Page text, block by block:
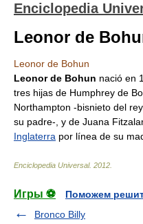
Enciclopedia
Leonor de
Leonor de Bohun
Leonor de Bohun nació en
tres hijas de Humphrey de
Northampton -bisnieto del rey
su padre-, y de Juana
Inglaterra por línea de su
Enciclopedia Universal. 2012
Игры ⚽
Поможем
Bronco Billy